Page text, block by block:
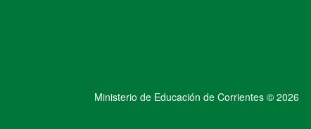
Ministerio de Educación de Corrientes © 2026